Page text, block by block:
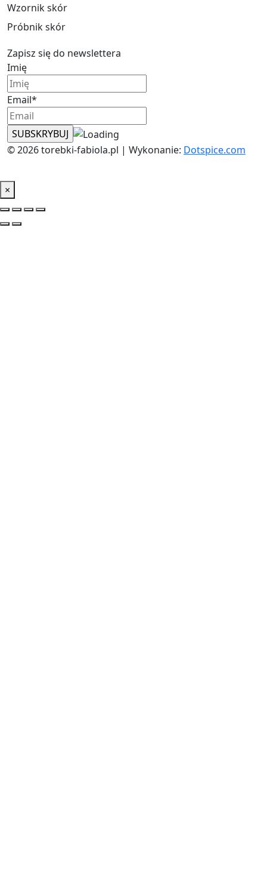
Wzornik skór
Próbnik skór
Zapisz się do newslettera
Imię
Email*
© 2026 torebki-fabiola.pl | Wykonanie: Dotspice.com
×